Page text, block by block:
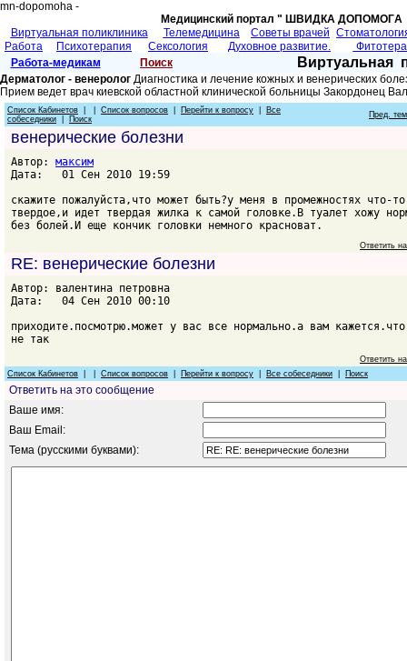
mn-dopomoha -
Медицинский портал " ШВИДКА
Виртуальная поликлиника
Телемедицина Советы врачей
Работа
Психотерапия Сексология Духовное развитие.
Работа-медикам
Поиск Виртуальная
Дерматолог - венеролог Диагностика и лечение кожных и венерических
Прием ведет врач киевской областной клинической больницы Закордонец
Список Кабинетов Список вопросов Перейти к вопросу
Все
собеседники
Поиск Пред.
венерические болезни
Автор: максим
Дата: 01 Сен 2010 19:59
скажите пожалуйста,что может быть?у меня в промежностях что-то
твердое,и идет твердая жилка к самой головке.В туалет хожу
без болей.И еще кончик головки немного красноват.
Ответить
RE: венерические болезни
Автор: валентина петровна
Дата: 04 Сен 2010 00:10
приходите.посмотрю.может у вас все нормально.а вам
не так
Ответить
Список Кабинетов
Список вопросов Перейти к вопросу Все собеседники Поиск
Ответить на это сообщение
Ваше имя:
Ваш Email:
Тема (русскими буквами):